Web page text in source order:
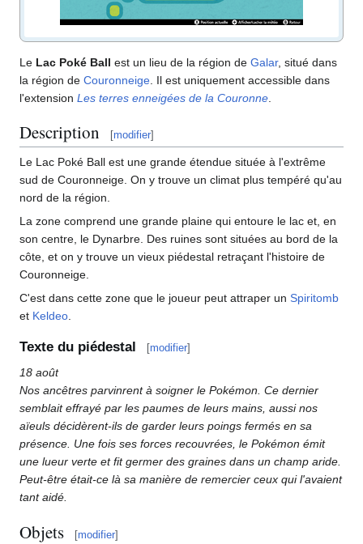
Le Lac Poké Ball est un lieu de la région de Galar, situé dans
la région de Couronneige . Il est uniquement accessible dans
l'extension Les terres enneigées de la Couronne
Description [modifier]
Le Lac Poké Ball est une grande étendue située à l'extrême
sud de Couronneige. On y trouve un climat plus tempéré qu'au
nord de la région.
La zone comprend une grande plaine qui entoure le lac et, en
son centre, le Dynarbre. Des ruines sont situées au bord de la
côte, et on y trouve un vieux piédestal retraçant l'histoire de
Couronneige.
C'est dans cette zone que le joueur peut attraper un Spiritomb
et Keldeo
Texte du piédestal [modifier]
18 août
Nos ancêtres parvinrent à soigner le Pokémon. Ce dernier
semblait effrayé par les paumes de leurs mains, aussi nos
aïeuls décidèrent-ils de garder leurs poings fermés en sa
présence. Une fois ses forces recouvrées, le Pokémon émit
une lueur verte et fit germer des graines dans un champ aride.
Peut-être était-ce là sa manière de remercier ceux qui l'avaient
tant aidé.
Objets [modifier]